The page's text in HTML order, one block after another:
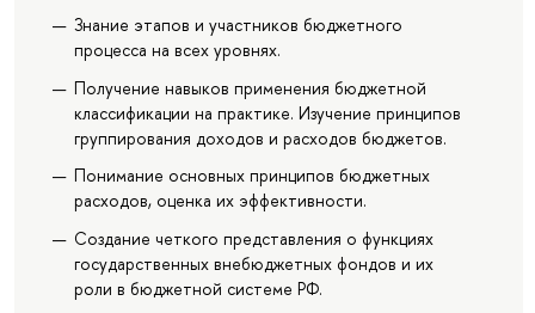
Знание этапов и участников бюджетного
процесса на всех уровнях.
Получение навыков применения бюджетной
классификации на практике. Изучение принципов
группирования доходов и расходов бюджетов.
Понимание основных принципов бюджетных
расходов, оценка их эффективности.
Создание четкого представления о функциях
государственных внебюджетных фондов и их
роли в бюджетной системе РФ.